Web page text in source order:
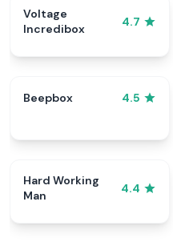
Voltage
Incredibox
4.7
Beepbox 4.5
Hard Working
Man
4.4